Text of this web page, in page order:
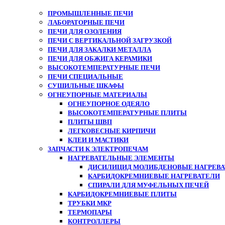
ПРОМЫШЛЕННЫЕ ПЕЧИ
ЛАБОРАТОРНЫЕ ПЕЧИ
ПЕЧИ ДЛЯ ОЗОЛЕНИЯ
ПЕЧИ С ВЕРТИКАЛЬНОЙ ЗАГРУЗКОЙ
ПЕЧИ ДЛЯ ЗАКАЛКИ МЕТАЛЛА
ПЕЧИ ДЛЯ ОБЖИГА КЕРАМИКИ
ВЫСОКОТЕМПЕРАТУРНЫЕ ПЕЧИ
ПЕЧИ СПЕЦИАЛЬНЫЕ
СУШИЛЬНЫЕ ШКАФЫ
ОГНЕУПОРНЫЕ МАТЕРИАЛЫ
ОГНЕУПОРНОЕ ОДЕЯЛО
ВЫСОКОТЕМПЕРАТУРНЫЕ ПЛИТЫ
ПЛИТЫ ШВП
ЛЕГКОВЕСНЫЕ КИРПИЧИ
КЛЕИ И МАСТИКИ
ЗАПЧАСТИ К ЭЛЕКТРОПЕЧАМ
НАГРЕВАТЕЛЬНЫЕ ЭЛЕМЕНТЫ
ДИСИЛИЦИД МОЛИБДЕНОВЫЕ
КАРБИДОКРЕМНИЕВЫЕ НАГРЕВАТЕЛИ
СПИРАЛИ ДЛЯ МУФЕЛЬНЫХ ПЕЧЕЙ
КАРБИДОКРЕМНИЕВЫЕ ПЛИТЫ
ТРУБКИ МКР
ТЕРМОПАРЫ
КОНТРОЛЛЕРЫ